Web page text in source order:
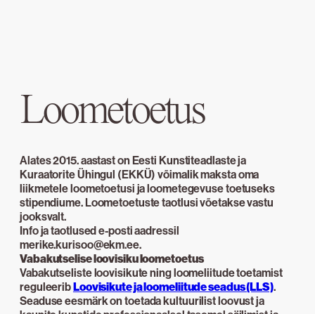
Loometoetus
Alates 2015. aastast on Eesti Kunstiteadlaste ja
Kuraatorite Ühingul (EKKÜ) võimalik maksta oma
liikmetele loometoetusi ja loometegevuse toetuseks
stipendiume. Loometoetuste taotlusi võetakse vastu
jooksvalt.
Info ja taotlused e-posti aadressil
merike.kurisoo@ekm.ee.
Vabakutselise loovisiku loometoetus
Vabakutseliste loovisikute ning loomeliitude toetamist
reguleeribLoovisikute ja loomeliitude seadus (LLS).
Seaduse eesmärk on toetada kultuurilist loovust ja